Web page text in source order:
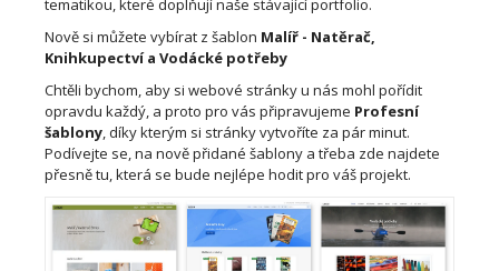
tematikou, které doplňují naše stávající portfolio.
Nově si můžete vybírat z šablon Malíř - Natěrač,
Knihkupectví a Vodácké potřeby
Chtěli bychom, aby si webové stránky u nás mohl pořídit
opravdu každý, a proto pro vás připravujeme Profesní
šablony, díky kterým si stránky vytvoříte za pár minut.
Podívejte se, na nově přidané šablony a třeba zde najdete
přesně tu, která se bude nejlépe hodit pro váš projekt.